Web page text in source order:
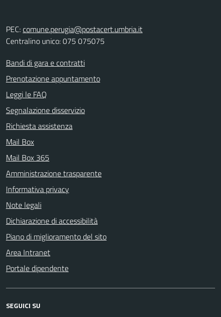
PEC:comune.perugia@postacert.umbria.it
Centralino unico: 075 075075
Bandi di gara e contratti
Prenotazione appuntamento
Leggi le FAQ
Segnalazione disservizio
Richiesta assistenza
Mail Box
Mail Box 365
Amministrazione trasparente
Informativa privacy
Note legali
Dichiarazione di accessibilità
Piano di miglioramento del sito
Area Intranet
Portale dipendente
SEGUICI SU